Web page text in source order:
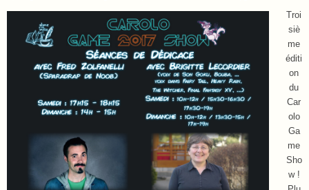
Troi
siè
me
éditi
on
du
Car
olo
Ga
me
Sho
w !